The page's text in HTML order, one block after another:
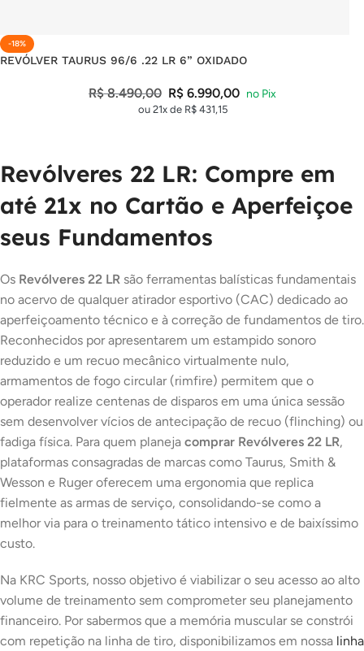
-18%
REVÓLVER TAURUS 96/6 .22 LR 6” OXIDADO
R$8.490,00 R$6.990,00
ou 21x de R$431,15
Revólveres 22 LR: Compre em
até 21x no Cartão e Aperfeiçoe
seus Fundamentos
Os Revólveres 22 LR são ferramentas balísticas fundamentais
no acervo de qualquer atirador esportivo (CAC) dedicado ao
aperfeiçoamento técnico e à correção de fundamentos de tiro.
Reconhecidos por apresentarem um estampido sonoro
reduzido e um recuo mecânico virtualmente nulo,
armamentos de fogo circular (rimfire) permitem que o
operador realize centenas de disparos em uma única sessão
sem desenvolver vícios de antecipação de recuo (flinching) ou
fadiga física. Para quem planeja comprar Revólveres 22 LR,
plataformas consagradas de marcas como Taurus, Smith &
Wesson e Ruger oferecem uma ergonomia que replica
fielmente as armas de serviço, consolidando-se como a
melhor via para o treinamento tático intensivo e de baixíssimo
custo.
Na KRC Sports, nosso objetivo é viabilizar o seu acesso ao alto
volume de treinamento sem comprometer seu planejamento
financeiro. Por sabermos que a memória muscular se constrói
com repetição na linha de tiro, disponibilizamos em nossa linha